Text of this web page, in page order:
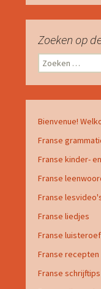
Zoeken op
Zoeken
naar:
Bienvenue!
Franse
Franse kinder-
Franse
Franse
Franse liedjes
Franse
Franse recepten
Franse schrijftips